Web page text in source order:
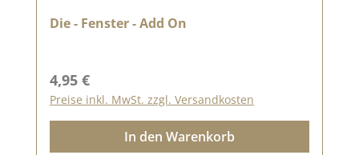
Die - Fenster - Add On
Regulärer Preis:
4,95 €
Preise inkl. MwSt. zzgl. Versandkosten
In den Warenkorb